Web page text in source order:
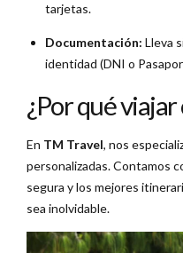
tarjetas.
Documentación: Lleva
identidad (DNI o
¿Por qué
En TM Travel, nos
personalizadas. Contamos
segura y los mejores
sea inolvidable.